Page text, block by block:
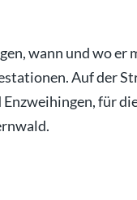
wann und wo
Auf der
für